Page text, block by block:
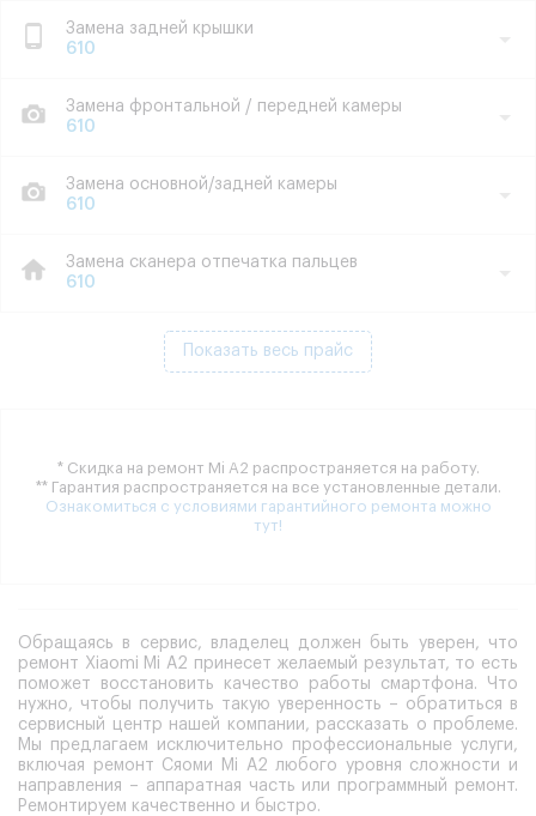
Замена задней крышки
610
Замена фронтальной / передней камеры
610
Замена основной/задней камеры
610
Замена сканера отпечатка пальцев
610
Показать весь прайс
* Скидка на ремонт Mi A2 распространяется на работу.
** Гарантия распространяется на все установленные детали.
Ознакомиться с условиями гарантийного ремонта можно
тут!
Обращаясь в сервис, владелец должен быть уверен, что
ремонт Xiaomi Mi A2 принесет желаемый результат, то есть
поможет восстановить качество работы смартфона. Что
нужно, чтобы получить такую уверенность – обратиться в
сервисный центр нашей компании, рассказать о проблеме.
Мы предлагаем исключительно профессиональные услуги,
включая ремонт Сяоми Mi A2 любого уровня сложности и
направления – аппаратная часть или программный ремонт.
Ремонтируем качественно и быстро.